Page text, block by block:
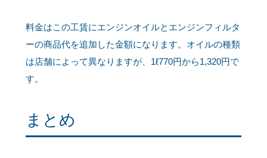
料金はこの工賃にエンジンオイルとエンジンフィルタ
ーの商品代を追加した金額になります。オイルの種類
は店舗によって異なりますが、1ℓ770円から1,320円で
す。
まとめ